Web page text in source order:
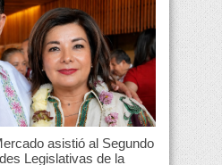
asistió al Segundo
Legislativas de la